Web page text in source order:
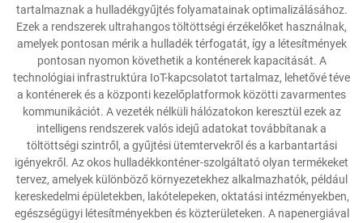
tartalmaznak a hulladékgyűjtés folyamatainak optimalizálásához.
Ezek a rendszerek ultrahangos töltöttségi érzékelőket használnak,
amelyek pontosan mérik a hulladék térfogatát, így a létesítmények
pontosan nyomon követhetik a konténerek kapacitását. A
technológiai infrastruktúra IoT-kapcsolatot tartalmaz, lehetővé téve
a konténerek és a központi kezelőplatformok közötti zavarmentes
kommunikációt. A vezeték nélküli hálózatokon keresztül ezek az
intelligens rendszerek valós idejű adatokat továbbítanak a
töltöttségi szintről, a gyűjtési ütemtervekről és a karbantartási
igényekről. Az okos hulladékkonténer-szolgáltató olyan termékeket
tervez, amelyek különböző környezetekhez alkalmazhatók, például
kereskedelmi épületekben, lakótelepeken, oktatási intézményekben,
egészségügyi létesítményekben és közterületeken. A napenergiával